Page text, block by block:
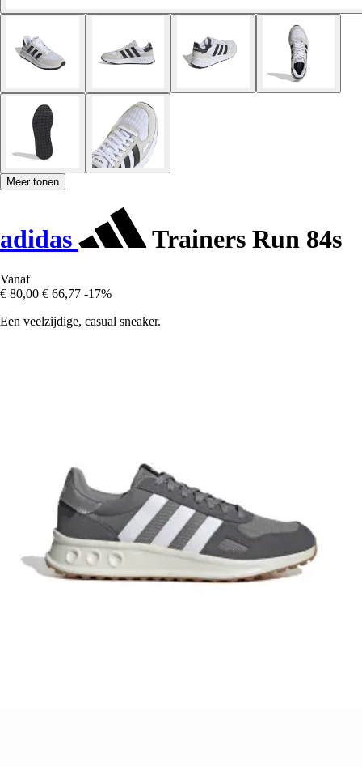
Meer tonen
adidas Trainers Run 84s
Vanaf
€ 80,00 € 66,77 -17%
Een veelzijdige, casual sneaker.